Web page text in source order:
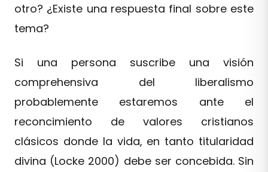
otro? ¿Existe una respuesta final sobre este
tema?
Si una persona suscribe una visión
comprehensiva del liberalismo
probablemente estaremos ante el
reconcimiento de valores cristianos
clásicos donde la vida, en tanto titularidad
divina (Locke 2000) debe ser concebida. Sin